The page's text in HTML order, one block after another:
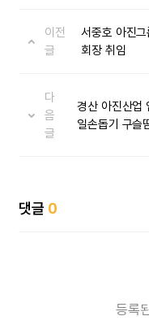
이전
글
서중호 아진
회장 취임
다
음
글
경산 아진산업
일손돕기 구슬
댓글 0
등록